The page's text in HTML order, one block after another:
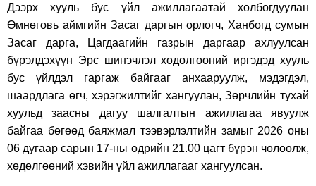
Дээрх хууль бус үйл ажиллагаатай холбогдуулан
Өмнөговь аймгийн Засаг даргын орлогч, Ханбогд сумын
Засаг дарга, Цагдаагийн газрын даргаар ахлуулсан
бүрэлдэхүүн Эрс шинэчлэл хөдөлгөөний иргэдэд хууль
бус үйлдэл гаргаж байгааг анхааруулж, мэдэгдэл,
шаардлага өгч, хэрэгжилтийг хангуулан, Зөрчлийн тухай
хуульд заасны дагуу шалгалтын ажиллагаа явуулж
байгаа бөгөөд баяжмал тээвэрлэлтийн замыг 2026 оны
06 дугаар сарын 17-ны өдрийн 21.00 цагт бүрэн чөлөөлж,
хөдөлгөөний хэвийн үйл ажиллагааг хангуулсан.